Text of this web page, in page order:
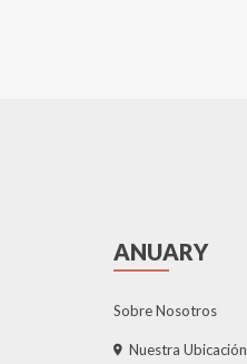
ANUARY
Sobre Nosotros
Nuestra Ubicación